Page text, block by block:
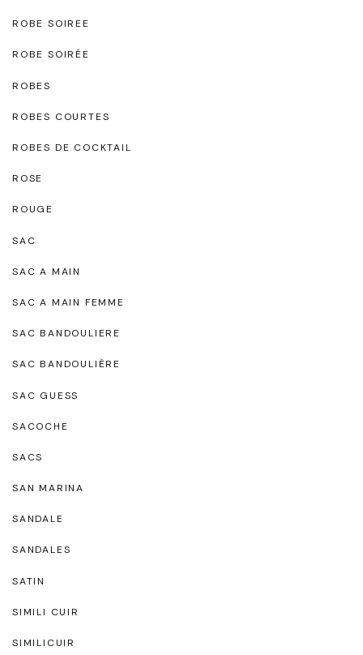
ROBE SOIREE
ROBE SOIRÉE
ROBES
ROBES COURTES
ROBES DE COCKTAIL
ROSE
ROUGE
SAC
SAC A MAIN
SAC A MAIN FEMME
SAC BANDOULIERE
SAC BANDOULIÈRE
SAC GUESS
SACOCHE
SACS
SAN MARINA
SANDALE
SANDALES
SATIN
SIMILI CUIR
SIMILICUIR